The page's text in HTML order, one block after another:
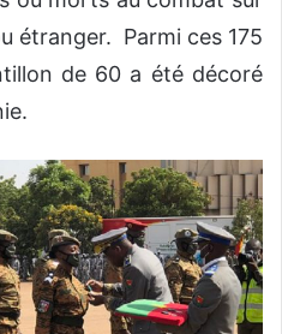
étranger. Parmi ces 175
de 60 a été décoré